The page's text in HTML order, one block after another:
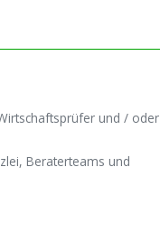
und / oder
Berater­teams und